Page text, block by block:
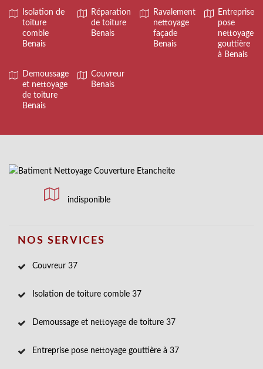
Isolation de
toiture
comble
Benais
Réparation
de toiture
Benais
Ravalement
nettoyage
façade
Benais
Entreprise
pose
nettoyage
gouttière
à Benais
Demoussage
et nettoyage
de toiture
Benais
Couvreur
Benais
indisponible
NOS SERVICES
Couvreur 37
Isolation de toiture comble 37
Demoussage et nettoyage de toiture 37
Entreprise pose nettoyage gouttière à 37